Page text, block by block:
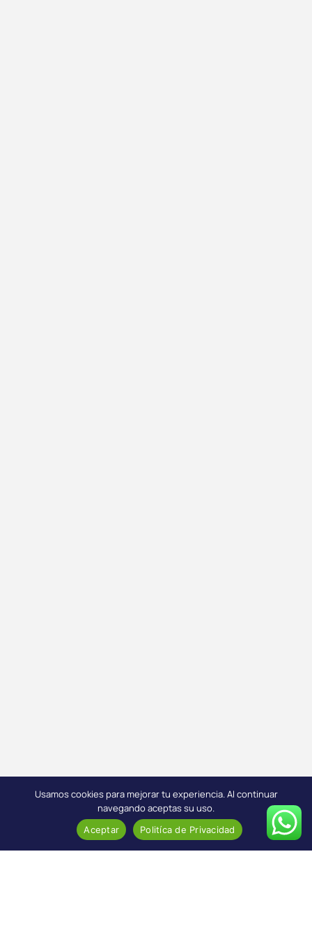
Usamos cookies para mejorar tu experiencia. Al continuar
navegando aceptas su uso.
Aceptar Politíca de Privacidad